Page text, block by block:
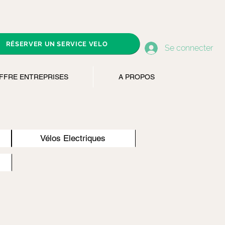
Se connecter
RÉSERVER UN SERVICE VELO
ENTREPRISES A PROPOS
Vélos Electriques